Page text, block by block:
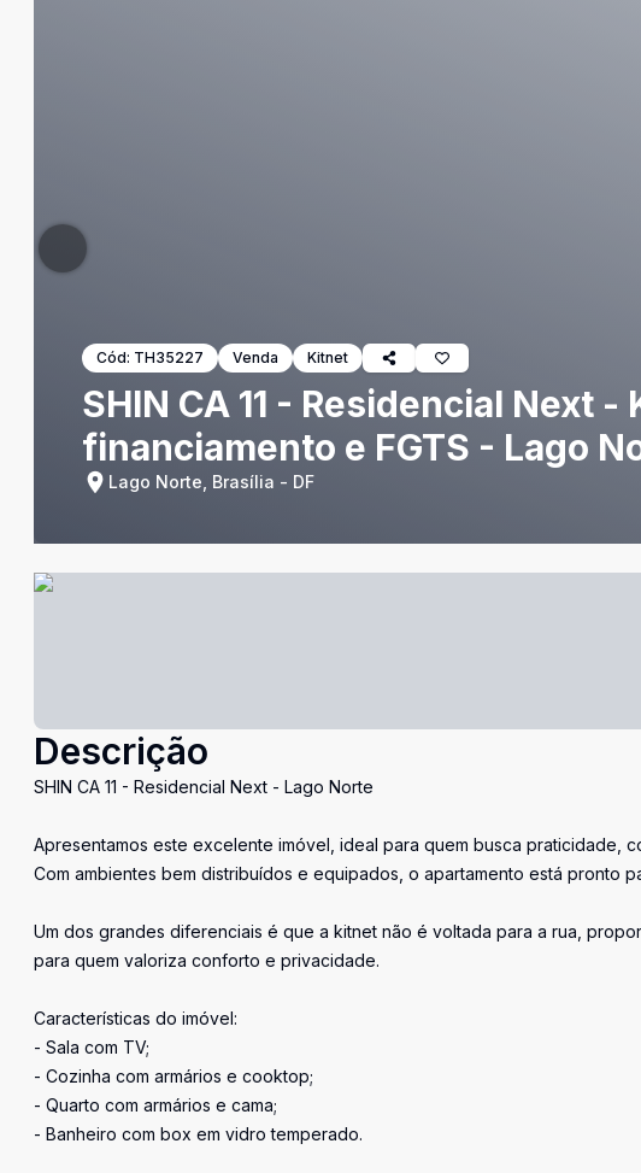
Cód: TH35227 Venda Kitnet
SHIN CA 11 - Residencial Next
financiamento e FGTS - Lago
Lago Norte, Brasília - DF
Descrição
SHIN CA 11 - Residencial Next - Lago Norte
Apresentamos este excelente imóvel, ideal para quem busca praticidade,
Com ambientes bem distribuídos e equipados, o apartamento está pronto
Um dos grandes diferenciais é que a kitnet não é voltada para a rua,
para quem valoriza conforto e privacidade.
Características do imóvel:
- Sala com TV;
- Cozinha com armários e cooktop;
- Quarto com armários e cama;
- Banheiro com box em vidro temperado.